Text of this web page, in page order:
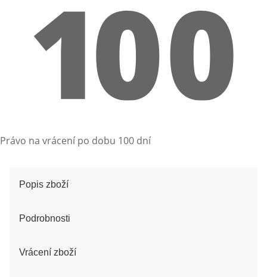
Právo na vrácení po dobu 100 dní
Popis zboží
Podrobnosti
Vrácení zboží